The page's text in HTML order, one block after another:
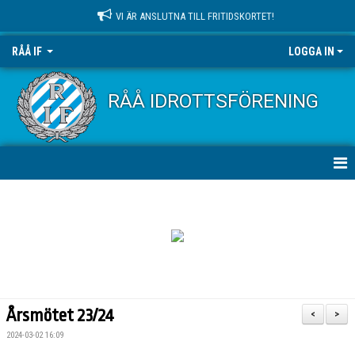
VI ÄR ANSLUTNA TILL FRITIDSKORTET!
RÅÅ IF LOGGA IN
RÅÅ IDROTTSFÖRENING
KALENDER
>
<
Årsmötet 23/24
2024-03-02 16:09